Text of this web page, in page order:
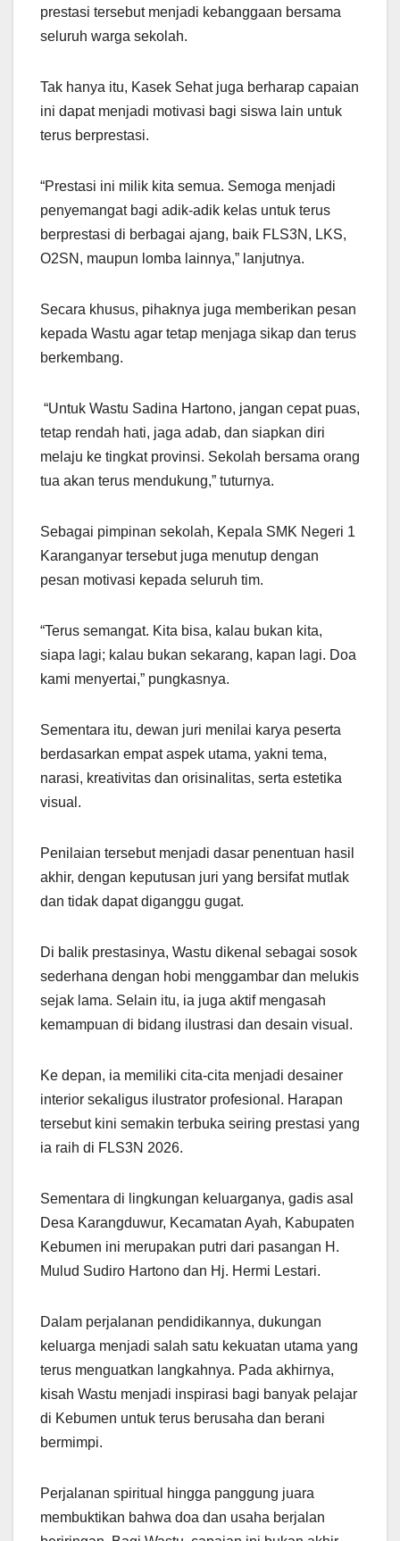
prestasi tersebut menjadi kebanggaan bersama
seluruh warga sekolah.
Tak hanya itu, Kasek Sehat juga berharap capaian
ini dapat menjadi motivasi bagi siswa lain untuk
terus berprestasi.
“Prestasi ini milik kita semua. Semoga menjadi
penyemangat bagi adik-adik kelas untuk terus
berprestasi di berbagai ajang, baik FLS3N, LKS,
O2SN, maupun lomba lainnya,” lanjutnya.
Secara khusus, pihaknya juga memberikan pesan
kepada Wastu agar tetap menjaga sikap dan terus
berkembang.
“Untuk Wastu Sadina Hartono, jangan cepat puas,
tetap rendah hati, jaga adab, dan siapkan diri
melaju ke tingkat provinsi. Sekolah bersama orang
tua akan terus mendukung,” tuturnya.
Sebagai pimpinan sekolah, Kepala SMK Negeri 1
Karanganyar tersebut juga menutup dengan
pesan motivasi kepada seluruh tim.
“Terus semangat. Kita bisa, kalau bukan kita,
siapa lagi; kalau bukan sekarang, kapan lagi. Doa
kami menyertai,” pungkasnya.
Sementara itu, dewan juri menilai karya peserta
berdasarkan empat aspek utama, yakni tema,
narasi, kreativitas dan orisinalitas, serta estetika
visual.
Penilaian tersebut menjadi dasar penentuan hasil
akhir, dengan keputusan juri yang bersifat mutlak
dan tidak dapat diganggu gugat.
Di balik prestasinya, Wastu dikenal sebagai sosok
sederhana dengan hobi menggambar dan melukis
sejak lama. Selain itu, ia juga aktif mengasah
kemampuan di bidang ilustrasi dan desain visual.
Ke depan, ia memiliki cita-cita menjadi desainer
interior sekaligus ilustrator profesional. Harapan
tersebut kini semakin terbuka seiring prestasi yang
ia raih di FLS3N 2026.
Sementara di lingkungan keluarganya, gadis asal
Desa Karangduwur, Kecamatan Ayah, Kabupaten
Kebumen ini merupakan putri dari pasangan H.
Mulud Sudiro Hartono dan Hj. Hermi Lestari.
Dalam perjalanan pendidikannya, dukungan
keluarga menjadi salah satu kekuatan utama yang
terus menguatkan langkahnya. Pada akhirnya,
kisah Wastu menjadi inspirasi bagi banyak pelajar
di Kebumen untuk terus berusaha dan berani
bermimpi.
Perjalanan spiritual hingga panggung juara
membuktikan bahwa doa dan usaha berjalan